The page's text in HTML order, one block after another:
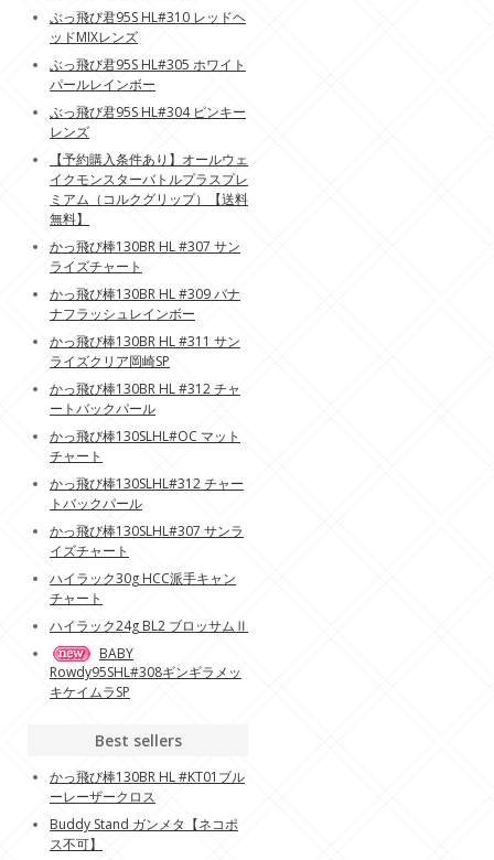
ぶっ飛び君95S HL#310 レッドヘ
ッドMIXレンズ
ぶっ飛び君95S HL#305 ホワイト
パールレインボー
ぶっ飛び君95S HL#304 ピンキー
レンズ
【予約購入条件あり】オールウェ
イクモンスターバトルプラスプレ
ミアム（コルクグリップ）【送料
無料】
かっ飛び棒130BR HL #307 サン
ライズチャート
かっ飛び棒130BR HL #309 バナ
ナフラッシュレインボー
かっ飛び棒130BR HL #311 サン
ライズクリア岡崎SP
かっ飛び棒130BR HL #312 チャ
ートバックパール
かっ飛び棒130SLHL#OC マット
チャート
かっ飛び棒130SLHL#312 チャー
トバックパール
かっ飛び棒130SLHL#307 サンラ
イズチャート
ハイラック30g HCC派手キャン
チャート
ハイラック24g BL2 ブロッサムⅡ
BABY
Rowdy95SHL#308ギンギラメッ
キケイムラSP
Best sellers
かっ飛び棒130BR HL #KT01ブル
ーレーザークロス
Buddy Stand ガンメタ【ネコポ
ス不可】